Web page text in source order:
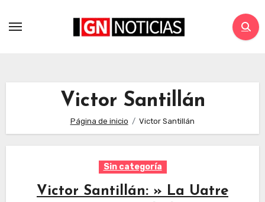
Victor Santillán
Página de inicio Victor Santillán
Sin categoría
Victor Santillán: » La Uatre